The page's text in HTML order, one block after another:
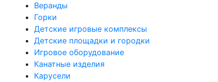
Веранды
Горки
Детские игровые комплексы
Детские площадки и городки
Игровое оборудование
Канатные изделия
Карусели